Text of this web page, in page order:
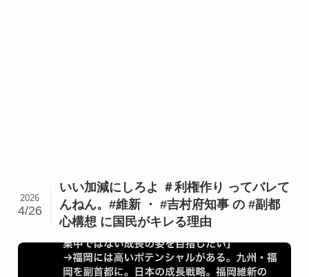
いい加減にしろよ ＃利権作り ってバレて
んねん。#維新 ・ #吉村府知事 の #副都
心構想 に国民がキレる理由
2026
4/26